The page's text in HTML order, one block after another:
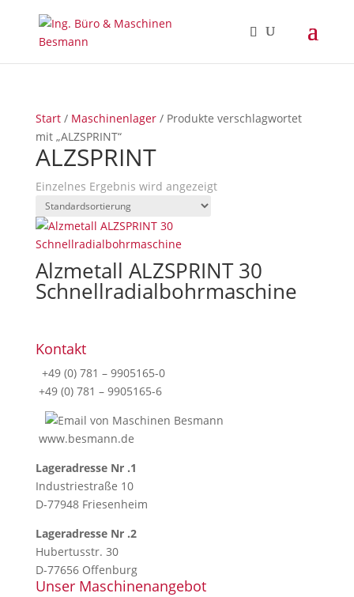
Start/ Maschinenlager/ Produkte verschlagwortet
mit „ALZSPRINT“
ALZSPRINT
Einzelnes Ergebnis wird angezeigt
Alzmetall ALZSPRINT 30
Schnellradialbohrmaschine
Kontakt
+49 (0) 781 – 9905165-0
+49 (0) 781 – 9905165-6
www.besmann.de
Lageradresse Nr .1
Industriestraße 10
D-77948 Friesenheim
Lageradresse Nr .2
Hubertusstr. 30
D-77656 Offenburg
Unser Maschinenangebot